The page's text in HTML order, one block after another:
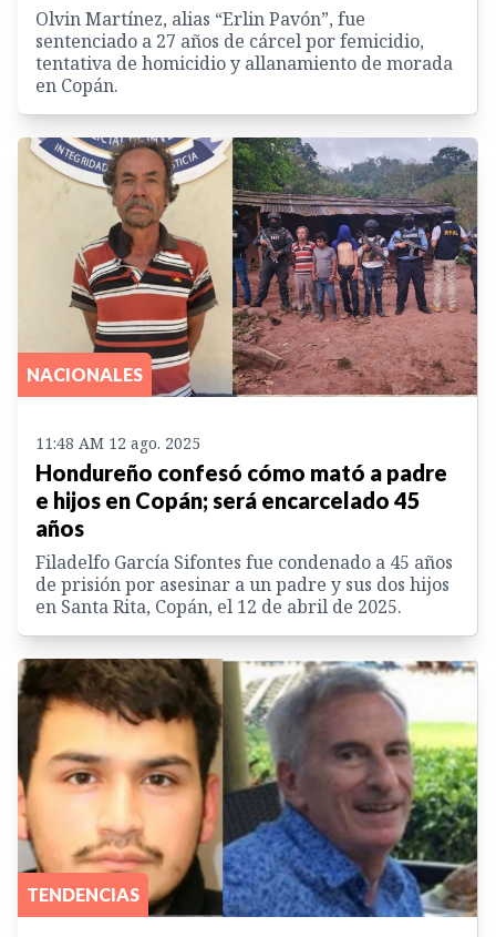
Olvin Martínez, alias “Erlin Pavón”, fue
sentenciado a 27 años de cárcel por femicidio,
tentativa de homicidio y allanamiento de morada
en Copán.
NACIONALES
11:48 AM 12 ago. 2025
Hondureño confesó cómo mató a padre
e hijos en Copán; será encarcelado 45
años
Filadelfo García Sifontes fue condenado a 45 años
de prisión por asesinar a un padre y sus dos hijos
en Santa Rita, Copán, el 12 de abril de 2025.
TENDENCIAS